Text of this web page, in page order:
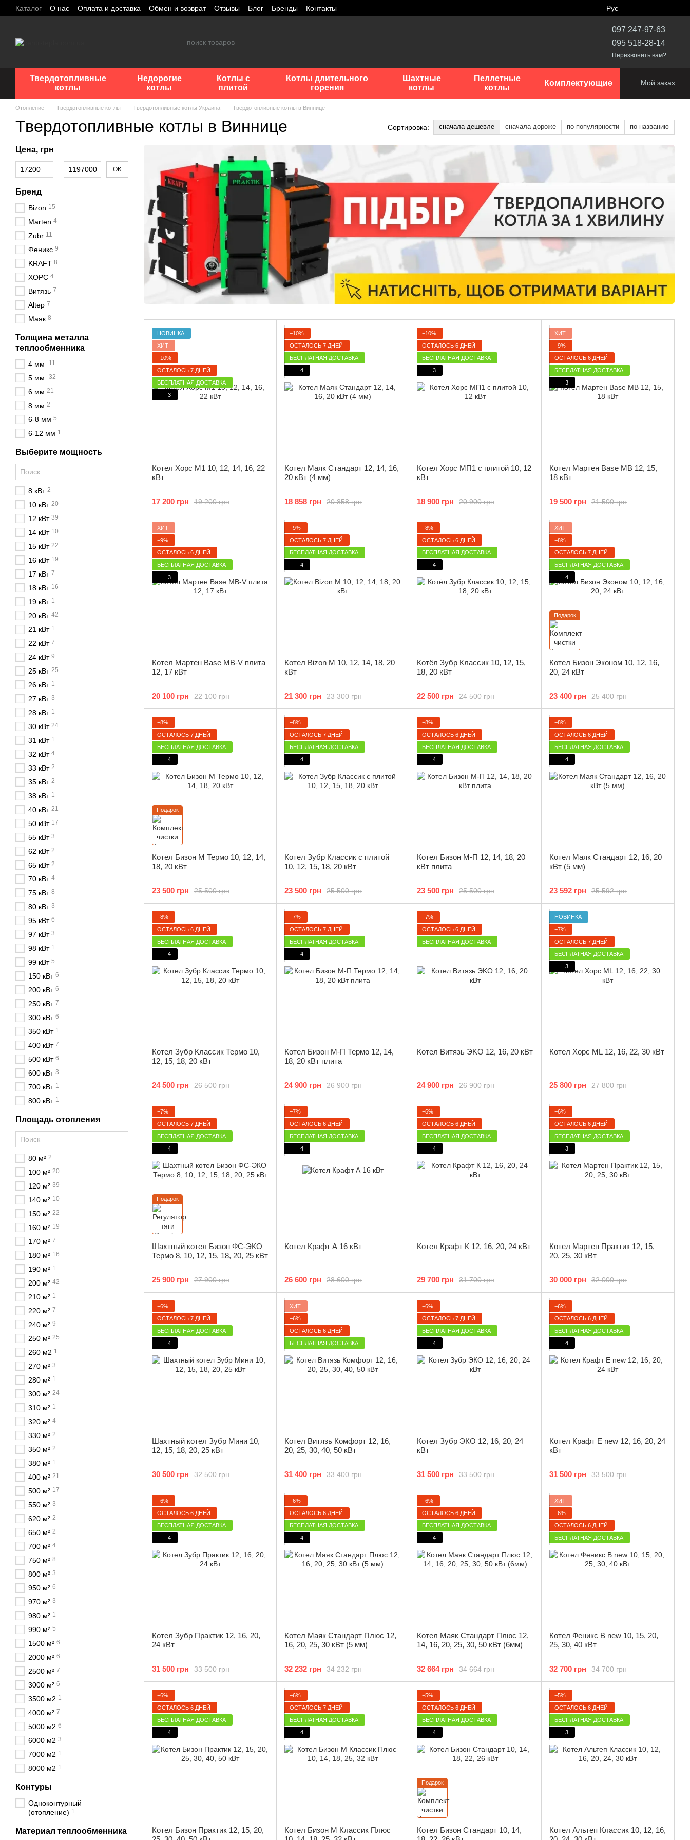
Перейти к основному контенту
Каталог О нас Оплата и доставка Обмен и возврат Отзывы Блог Бренды Контакты Рус
097 247-97-63
095 518-28-14
Перезвонить вам?
Твердотопливные
котлы
Недорогие
котлы
Котлы с
плитой
Котлы длительного
горения
Шахтные
котлы
Пеллетные
котлы
Комплектующие Мой заказ
Отопление Твердотопливные котлы Твердотопливные котлы Украина Твердотопливные котлы в Виннице
Твердотопливные котлы в Виннице Сортировка: сначала дешевле сначала дороже по популярности по названию
НОВИНКА
ХИТ
−10%
ОСТАЛОСЬ 7 ДНЕЙ
БЕСПЛАТНАЯ ДОСТАВКА
3
Котел Хорс М1 10, 12, 14, 16, 22
кВт
19 200 грн
17 200 грн
−10%
ОСТАЛОСЬ 7 ДНЕЙ
БЕСПЛАТНАЯ ДОСТАВКА
4
Котел Маяк Стандарт 12, 14, 16,
20 кВт (4 мм)
20 858 грн
18 858 грн
−10%
ОСТАЛОСЬ 6 ДНЕЙ
БЕСПЛАТНАЯ ДОСТАВКА
3
Котел Хорс МП1 с плитой 10, 12
кВт
20 900 грн
18 900 грн
ХИТ
−9%
ОСТАЛОСЬ 6 ДНЕЙ
БЕСПЛАТНАЯ ДОСТАВКА
3
Котел Мартен Base MB 12, 15,
18 кВт
21 500 грн
19 500 грн
ХИТ
−9%
ОСТАЛОСЬ 6 ДНЕЙ
БЕСПЛАТНАЯ ДОСТАВКА
3
Котел Мартен Base MB-V плита
12, 17 кВт
22 100 грн
20 100 грн
−9%
ОСТАЛОСЬ 7 ДНЕЙ
БЕСПЛАТНАЯ ДОСТАВКА
4
Котел Bizon М 10, 12, 14, 18, 20
кВт
23 300 грн
21 300 грн
−8%
ОСТАЛОСЬ 6 ДНЕЙ
БЕСПЛАТНАЯ ДОСТАВКА
4
Котёл Зубр Классик 10, 12, 15,
18, 20 кВт
24 500 грн
22 500 грн
Подарок
ХИТ
−8%
ОСТАЛОСЬ 7 ДНЕЙ
БЕСПЛАТНАЯ ДОСТАВКА
4
Котел Бизон Эконом 10, 12, 16,
20, 24 кВт
25 400 грн
23 400 грн
Подарок
−8%
ОСТАЛОСЬ 7 ДНЕЙ
БЕСПЛАТНАЯ ДОСТАВКА
4
Котел Бизон М Термо 10, 12, 14,
18, 20 кВт
25 500 грн
23 500 грн
−8%
ОСТАЛОСЬ 7 ДНЕЙ
БЕСПЛАТНАЯ ДОСТАВКА
4
Котел Зубр Классик с плитой
10, 12, 15, 18, 20 кВт
25 500 грн
23 500 грн
−8%
ОСТАЛОСЬ 6 ДНЕЙ
БЕСПЛАТНАЯ ДОСТАВКА
4
Котел Бизон М-П 12, 14, 18, 20
кВт плита
25 500 грн
23 500 грн
−8%
ОСТАЛОСЬ 6 ДНЕЙ
БЕСПЛАТНАЯ ДОСТАВКА
4
Котел Маяк Стандарт 12, 16, 20
кВт (5 мм)
25 592 грн
23 592 грн
−8%
ОСТАЛОСЬ 6 ДНЕЙ
БЕСПЛАТНАЯ ДОСТАВКА
4
Котел Зубр Классик Термо 10,
12, 15, 18, 20 кВт
26 500 грн
24 500 грн
−7%
ОСТАЛОСЬ 7 ДНЕЙ
БЕСПЛАТНАЯ ДОСТАВКА
4
Котел Бизон М-П Термо 12, 14,
18, 20 кВт плита
26 900 грн
24 900 грн
−7%
ОСТАЛОСЬ 6 ДНЕЙ
БЕСПЛАТНАЯ ДОСТАВКА
Котел Витязь ЭKO 12, 16, 20 кВт
26 900 грн
24 900 грн
НОВИНКА
−7%
ОСТАЛОСЬ 7 ДНЕЙ
БЕСПЛАТНАЯ ДОСТАВКА
3
Котел Хорс ML 12, 16, 22, 30 кВт
27 800 грн
25 800 грн
Подарок
−7%
ОСТАЛОСЬ 7 ДНЕЙ
БЕСПЛАТНАЯ ДОСТАВКА
4
Шахтный котел Бизон ФС-ЭКО
Термо 8, 10, 12, 15, 18, 20, 25 кВт
27 900 грн
25 900 грн
−7%
ОСТАЛОСЬ 6 ДНЕЙ
БЕСПЛАТНАЯ ДОСТАВКА
4
Котел Крафт А 16 кВт
28 600 грн
26 600 грн
−6%
ОСТАЛОСЬ 6 ДНЕЙ
БЕСПЛАТНАЯ ДОСТАВКА
4
Котел Крафт К 12, 16, 20, 24 кВт
31 700 грн
29 700 грн
−6%
ОСТАЛОСЬ 6 ДНЕЙ
БЕСПЛАТНАЯ ДОСТАВКА
3
Котел Мартен Практик 12, 15,
20, 25, 30 кВт
32 000 грн
30 000 грн
−6%
ОСТАЛОСЬ 7 ДНЕЙ
БЕСПЛАТНАЯ ДОСТАВКА
4
Шахтный котел Зубр Мини 10,
12, 15, 18, 20, 25 кВт
32 500 грн
30 500 грн
ХИТ
−6%
ОСТАЛОСЬ 6 ДНЕЙ
БЕСПЛАТНАЯ ДОСТАВКА
Котел Витязь Комфорт 12, 16,
20, 25, 30, 40, 50 кВт
33 400 грн
31 400 грн
−6%
ОСТАЛОСЬ 7 ДНЕЙ
БЕСПЛАТНАЯ ДОСТАВКА
4
Котел Зубр ЭКО 12, 16, 20, 24
кВт
33 500 грн
31 500 грн
−6%
ОСТАЛОСЬ 6 ДНЕЙ
БЕСПЛАТНАЯ ДОСТАВКА
4
Котел Крафт Е new 12, 16, 20, 24
кВт
33 500 грн
31 500 грн
−6%
ОСТАЛОСЬ 6 ДНЕЙ
БЕСПЛАТНАЯ ДОСТАВКА
4
Котел Зубр Практик 12, 16, 20,
24 кВт
33 500 грн
31 500 грн
−6%
ОСТАЛОСЬ 6 ДНЕЙ
БЕСПЛАТНАЯ ДОСТАВКА
4
Котел Маяк Стандарт Плюс 12,
16, 20, 25, 30 кВт (5 мм)
34 232 грн
32 232 грн
−6%
ОСТАЛОСЬ 6 ДНЕЙ
БЕСПЛАТНАЯ ДОСТАВКА
4
Котел Маяк Стандарт Плюс 12,
14, 16, 20, 25, 30, 50 кВт (6мм)
34 664 грн
32 664 грн
ХИТ
−6%
ОСТАЛОСЬ 6 ДНЕЙ
БЕСПЛАТНАЯ ДОСТАВКА
Котел Феникс B new 10, 15, 20,
25, 30, 40 кВт
34 700 грн
32 700 грн
−6%
ОСТАЛОСЬ 6 ДНЕЙ
БЕСПЛАТНАЯ ДОСТАВКА
4
Котел Бизон Практик 12, 15, 20,
−6%
ОСТАЛОСЬ 7 ДНЕЙ
БЕСПЛАТНАЯ ДОСТАВКА
4
Котел Бизон М Классик Плюс
Подарок
−5%
ОСТАЛОСЬ 6 ДНЕЙ
БЕСПЛАТНАЯ ДОСТАВКА
4
Котел Бизон Cтандарт 10, 14,
−5%
ОСТАЛОСЬ 6 ДНЕЙ
БЕСПЛАТНАЯ ДОСТАВКА
3
Котел Альтеп Классик 10, 12, 16,
Цена, грн
От Цена, грн
До Цена, грн OK
Бренд
Bizon 15
Marten 4
Zubr 11
Феникс 9
KRAFT 8
ХОРС 4
Витязь 7
Altep 7
Маяк 8
Толщина металла
теплообменника
4 мм 11
5 мм 32
6 мм 21
8 мм 2
6-8 мм 5
6-12 мм 1
Выберите мощность
8 кВт 2
10 кВт 20
12 кВт 39
14 кВт 10
15 кВт 22
16 кВт 19
17 кВт 7
18 кВт 16
19 кВт 1
20 кВт 42
21 кВт 1
22 кВт 7
24 кВт 9
25 кВт 25
26 кВт 1
27 кВт 3
28 кВт 1
30 кВт 24
31 кВт 1
32 кВт 4
33 кВт 2
35 кВт 2
38 кВт 1
40 кВт 21
50 кВт 17
55 кВт 3
62 кВт 2
65 кВт 2
70 кВт 4
75 кВт 8
80 кВт 3
95 кВт 6
97 кВт 3
98 кВт 1
99 кВт 5
150 кВт 6
200 кВт 6
250 кВт 7
300 кВт 6
350 кВт 1
400 кВт 7
500 кВт 6
600 кВт 3
700 кВт 1
800 кВт 1
Площадь отопления
80 м² 2
100 м² 20
120 м² 39
140 м² 10
150 м² 22
160 м² 19
170 м² 7
180 м² 16
190 м² 1
200 м² 42
210 м² 1
220 м² 7
240 м² 9
250 м² 25
260 м2 1
270 м² 3
280 м² 1
300 м² 24
310 м² 1
320 м² 4
330 м² 2
350 м² 2
380 м² 1
400 м² 21
500 м² 17
550 м² 3
620 м² 2
650 м² 2
700 м² 4
750 м² 8
800 м² 3
950 м² 6
970 м² 3
980 м² 1
990 м² 5
1500 м² 6
2000 м² 6
2500 м² 7
3000 м² 6
3500 м2 1
4000 м² 7
5000 м2 6
6000 м2 3
7000 м2 1
8000 м2 1
Контуры
Одноконтурный
(отопление) 1
Материал теплообменника